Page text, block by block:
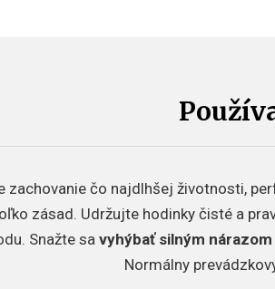
zachovanie čo najdlhšej životnosti,
zásad. Udržujte hodinky čisté a
Snažte savyhýbať silným
Normálny